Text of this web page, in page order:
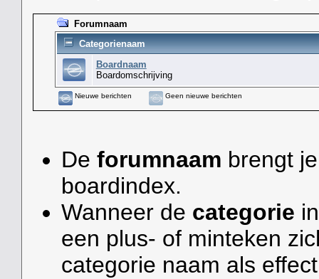
Forumnaam
Categorienaam
Boardnaam
Boardomschrijving
Nieuwe berichten Geen nieuwe berichten
De forumnaam brengt
boardindex.
Wanneer de categorie
een plus- of minteken
categorie naam als